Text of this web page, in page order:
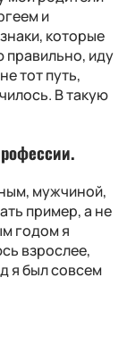
и
которые
правильно, иду
тот путь,
В такую
мужчиной,
пример, а не
годом я
взрослее,
я был совсем